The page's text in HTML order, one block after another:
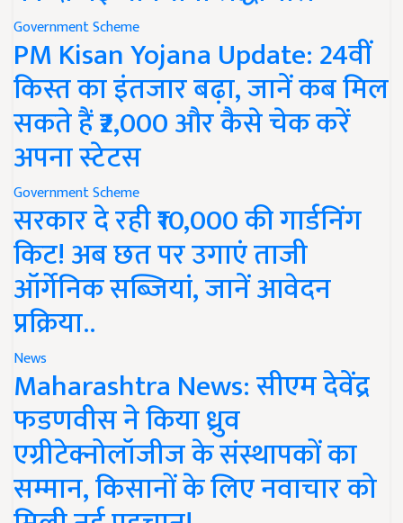
Government Scheme
PM Kisan Yojana Update: 24वीं
किस्त का इंतजार बढ़ा, जानें कब मिल
सकते हैं ₹2,000 और कैसे चेक करें
अपना स्टेटस
Government Scheme
सरकार दे रही ₹10,000 की गार्डनिंग
किट! अब छत पर उगाएं ताजी
ऑर्गेनिक सब्जियां, जानें आवेदन
प्रक्रिया..
News
Maharashtra News: सीएम देवेंद्र
फडणवीस ने किया ध्रुव
एग्रीटेक्नोलॉजीज के संस्थापकों का
सम्मान, किसानों के लिए नवाचार को